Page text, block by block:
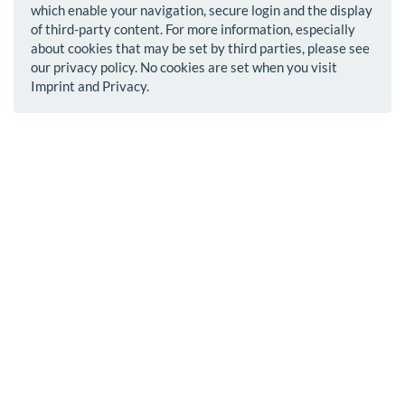
which enable your navigation, secure login and the display
of third-party content. For more information, especially
about cookies that may be set by third parties, please see
our privacy policy. No cookies are set when you visit
Imprint and Privacy.